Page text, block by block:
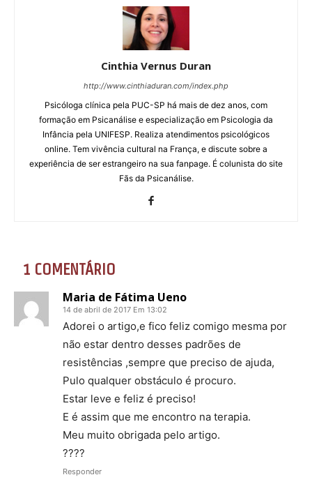
Cinthia Vernus Duran
http://www.cinthiaduran.com/index.php
Psicóloga clínica pela PUC-SP há mais de dez anos, com
formação em Psicanálise e especialização em Psicologia da
Infância pela UNIFESP. Realiza atendimentos psicológicos
online. Tem vivência cultural na França, e discute sobre a
experiência de ser estrangeiro na sua fanpage. É colunista do site
Fãs da Psicanálise.
1 COMENTÁRIO
Maria de Fátima Ueno
14 de abril de 2017 Em 13:02
Adorei o artigo,e fico feliz comigo mesma por
não estar dentro desses padrões de
resistências ,sempre que preciso de ajuda,
Pulo qualquer obstáculo é procuro.
Estar leve e feliz é preciso!
E é assim que me encontro na terapia.
Meu muito obrigada pelo artigo.
????
Responder